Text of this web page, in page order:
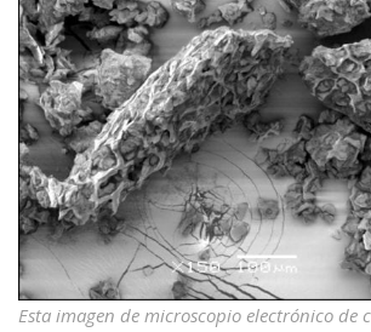
Esta imagen de microscopio electrónico de